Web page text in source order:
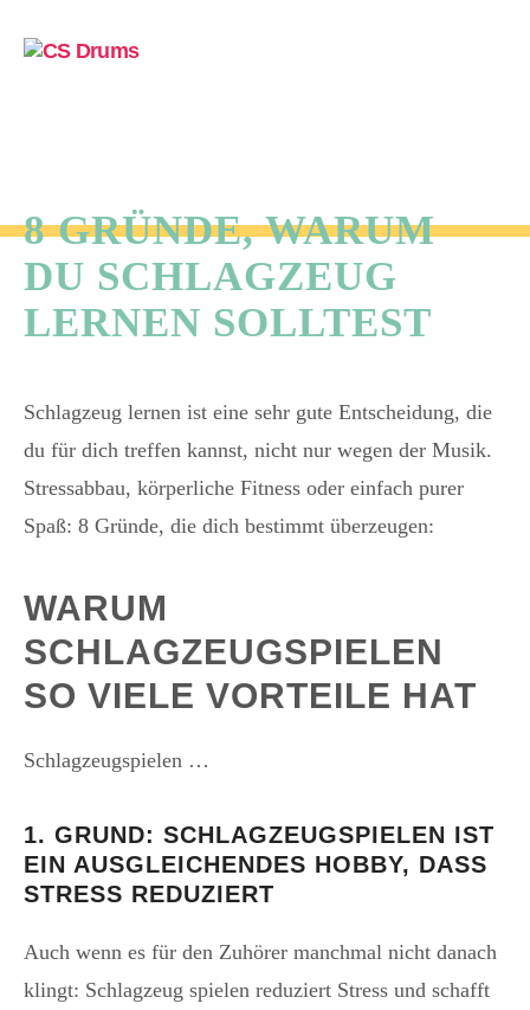
8 GRÜNDE, WARUM
DU SCHLAGZEUG
LERNEN SOLLTEST
Schlagzeug lernen ist eine sehr gute Entscheidung, die
du für dich treffen kannst, nicht nur wegen der Musik.
Stressabbau, körperliche Fitness oder einfach purer
Spaß: 8 Gründe, die dich bestimmt überzeugen:
WARUM
SCHLAGZEUGSPIELEN
SO VIELE VORTEILE HAT
Schlagzeugspielen …
1. GRUND: SCHLAGZEUGSPIELEN IST
EIN AUSGLEICHENDES HOBBY, DASS
STRESS REDUZIERT
Auch wenn es für den Zuhörer manchmal nicht danach
klingt: Schlagzeug spielen reduziert Stress und schafft